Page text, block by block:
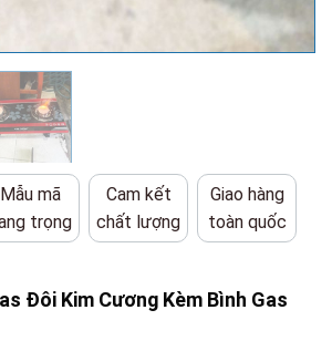
Mẫu mã
trọng
Cam kết
chất lượng
Giao hàng
toàn quốc
Đôi Kim Cương Kèm Bình Gas